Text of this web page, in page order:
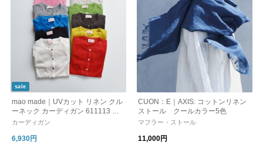
sale
mao made｜UVカット リネン クル
ーネック カーディガン 611113 母
の日
カーディガン
6,930円
CUON：E｜AXIS: コットンリネン
ストール クールカラー5色
マフラー・ストール
11,000円